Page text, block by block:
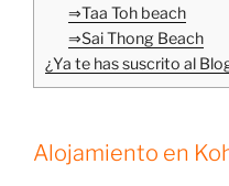
⇒Taa Toh beach
⇒Sai Thong Beach
¿Ya te has suscrito al
Alojamiento en